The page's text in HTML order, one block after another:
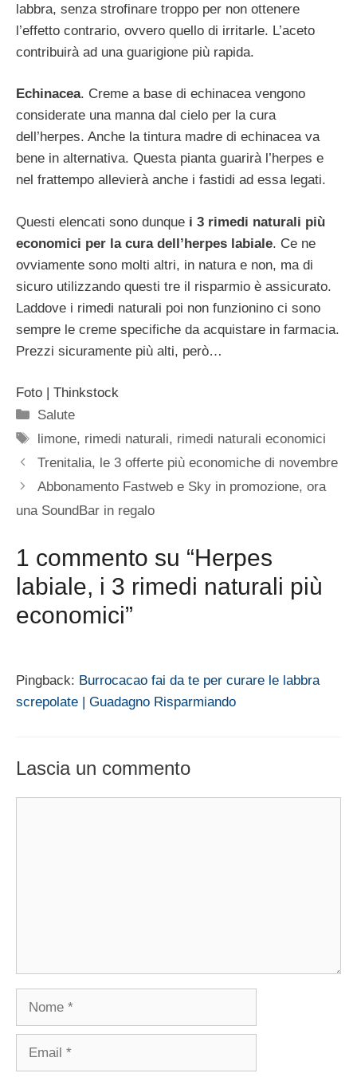
labbra, senza strofinare troppo per non ottenere
l’effetto contrario, ovvero quello di irritarle. L’aceto
contribuirà ad una guarigione più rapida.
Echinacea. Creme a base di echinacea vengono
considerate una manna dal cielo per la cura
dell’herpes. Anche la tintura madre di echinacea va
bene in alternativa. Questa pianta guarirà l’herpes e
nel frattempo allevierà anche i fastidi ad essa legati.
Questi elencati sono dunque i 3 rimedi naturali più
economici per la cura dell’herpes labiale. Ce ne
ovviamente sono molti altri, in natura e non, ma di
sicuro utilizzando questi tre il risparmio è assicurato.
Laddove i rimedi naturali poi non funzionino ci sono
sempre le creme specifiche da acquistare in farmacia.
Prezzi sicuramente più alti, però…
Foto | Thinkstock
Categorie
Salute
Tag
limone, rimedi naturali, rimedi naturali economici
Trenitalia, le 3 offerte più economiche di novembre
Abbonamento Fastweb e Sky in promozione, ora
una SoundBar in regalo
1 commento su “Herpes
labiale, i 3 rimedi naturali più
economici”
Pingback: Burrocacao fai da te per curare le labbra
screpolate | Guadagno Risparmiando
Lascia un commento
Nome
Email